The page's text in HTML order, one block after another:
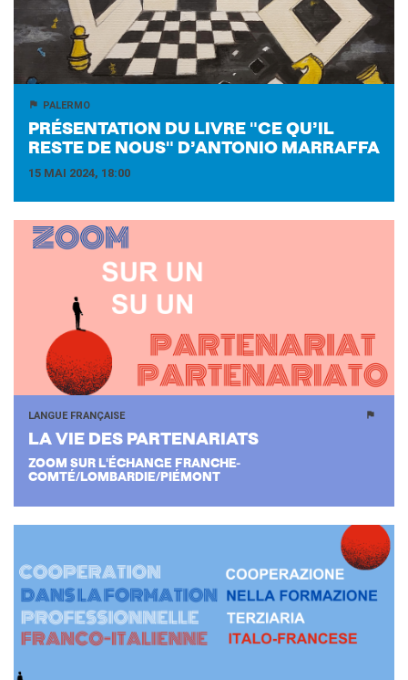
PALERMO
PRÉ­SEN­TA­TION DU LIVRE "CE QU’IL
RESTE DE NOUS" D’AN­TO­NIO MAR­RAF­FA
15 MAI 2024, 18:00
LANGUE FRANÇAISE
LA VIE DES PAR­TE­NA­RIATS
ZOOM SUR L'ÉCHANGE FRANCHE-
COMTÉ/LOMBARDIE/PIÉMONT